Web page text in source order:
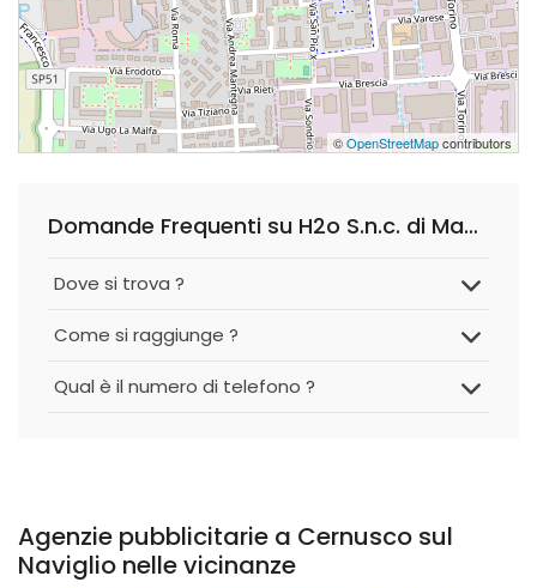
©OpenStreetMapcontributors
Domande Frequenti su H2o S.n.c. di Massimo Galli e Giorgio Guzzi
Dove si trova ?
Come si raggiunge ?
Qual è il numero di telefono ?
Agenzie pubblicitarie a Cernusco sul
Naviglio nelle vicinanze